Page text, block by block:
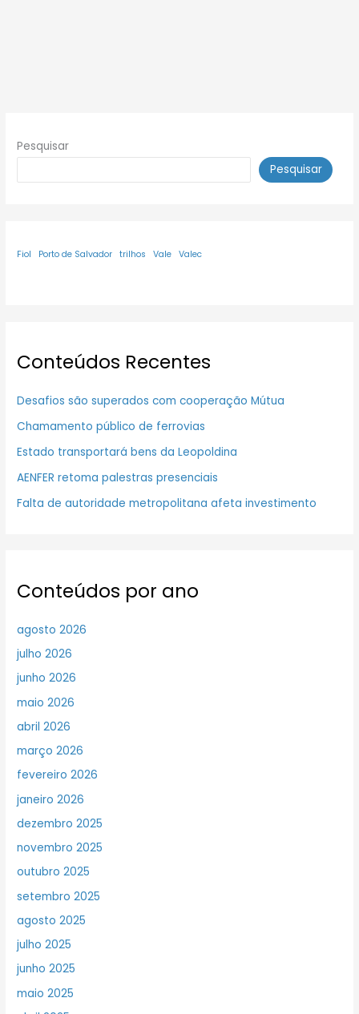
Pesquisar
Pesquisar
Fiol Porto de Salvador trilhos Vale Valec
Conteúdos Recentes
Desafios são superados com cooperação Mútua
Chamamento público de ferrovias
Estado transportará bens da Leopoldina
AENFER retoma palestras presenciais
Falta de autoridade metropolitana afeta investimento
Conteúdos por ano
agosto 2026
julho 2026
junho 2026
maio 2026
abril 2026
março 2026
fevereiro 2026
janeiro 2026
dezembro 2025
novembro 2025
outubro 2025
setembro 2025
agosto 2025
julho 2025
junho 2025
maio 2025